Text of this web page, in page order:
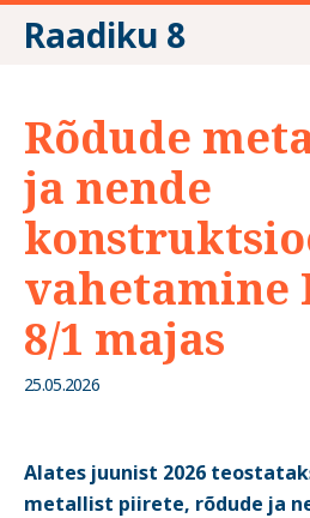
Raadiku 8
Rõdude
ja nende
vahetamine
8/1 majas
25.05.2026
Alates juunist 2026
metallist piirete, rõdude ja